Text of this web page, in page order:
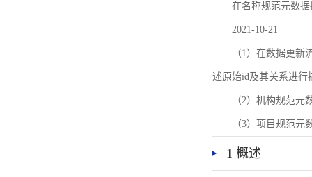
在名称规范元数
2021-10-21
（1）在数据更
述原始id及其关系进行
（2）机构规范元
（3）项目规范
1 概述